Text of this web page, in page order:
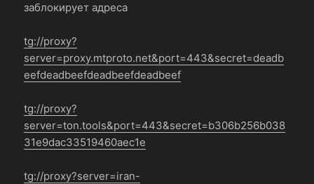
заблокирует адреса
tg://proxy?
server=proxy.mtproto.net&port=443&secret=deadb
eefdeadbeefdeadbeefdeadbeef
tg://proxy?
server=ton.tools&port=443&secret=b306b256b038
31e9dac33519460aec1e
tg://proxy?server=iran-